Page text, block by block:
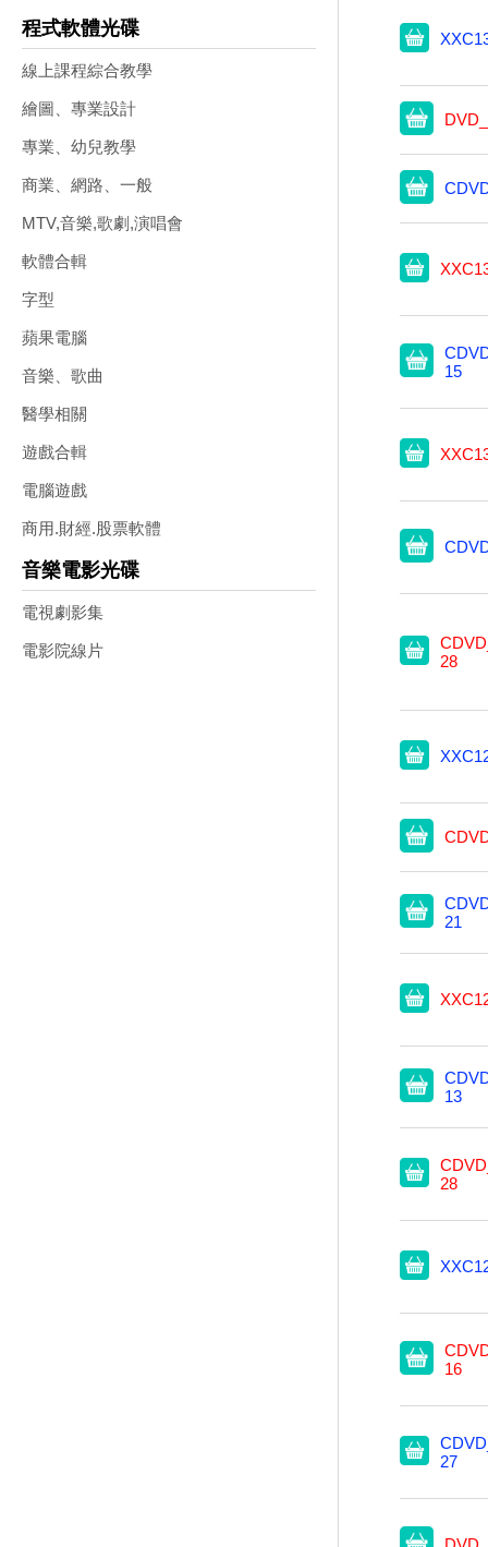
程式軟體光碟
線上課程綜合教學
繪圖、專業設計
專業、幼兒教學
商業、網路、一般
MTV,音樂,歌劇,演唱會
軟體合輯
字型
蘋果電腦
音樂、歌曲
醫學相關
遊戲合輯
電腦遊戲
商用.財經.股票軟體
音樂電影光碟
電視劇影集
電影院線片
15
28
21
13
28
16
27